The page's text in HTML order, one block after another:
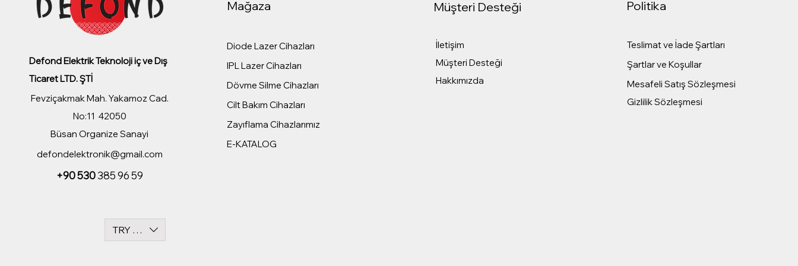
Defond Elektrik Teknoloji iç ve Dış
Ticaret LTD. ŞTİ
Fevziçakmak Mah. Yakamoz Cad.
No:11 42050
Büsan Organize Sanayi
defondelektronik@gmail.com
+90 530385 96 59
TRY (₺)
Mağaza
Diode Lazer Cihazları
IPL Lazer Cihazları
Dövme Silme Cihazları
Cilt Bakım Cihazları
Zayıflama Cihazlarımız
E-KATALOG
Müşteri Desteği
İletişim
Müşteri Desteği
Hakkımızda
Politika
Teslimat ve İade Şartları
Şartlar ve Koşullar
Mesafeli Satış Sözleşmesi
Gizlilik Sözleşmesi